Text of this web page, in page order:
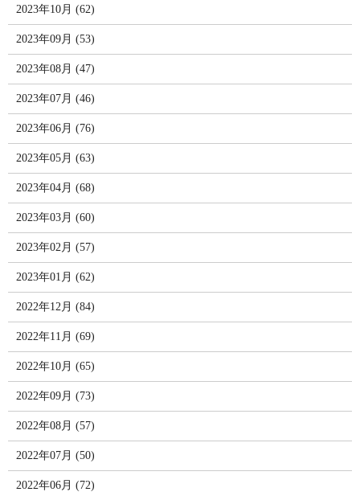
2023年10月 (62)
2023年09月 (53)
2023年08月 (47)
2023年07月 (46)
2023年06月 (76)
2023年05月 (63)
2023年04月 (68)
2023年03月 (60)
2023年02月 (57)
2023年01月 (62)
2022年12月 (84)
2022年11月 (69)
2022年10月 (65)
2022年09月 (73)
2022年08月 (57)
2022年07月 (50)
2022年06月 (72)